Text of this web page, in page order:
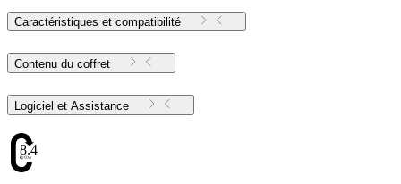
Caractéristiques et compatibilité
Contenu du coffret
Logiciel et Assistance
8.45